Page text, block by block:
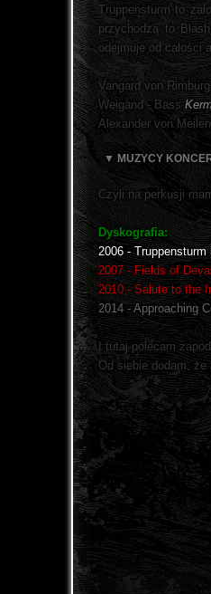
Truppensturm to
przychodzą to
odejmuje od całości
Vangard von
Weigand - Bass
Alexander von
▼ MUZYCY
Czyli na perkusji
Dyskografia:
2006 - Truppensturm
2007 - Fields of
2010 - Salute to the
2014 - Approaching
I tutaj polecam
Od siebie dodam, że